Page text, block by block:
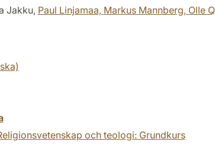
Jakku, Paul Linjamaa, Markus Mannberg, Olle
och teologi: Grundkurs